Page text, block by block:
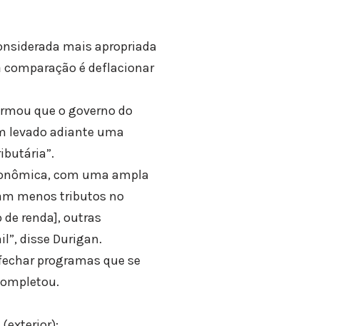
mais apropriada
é deflacionar
que o governo do
levado adiante uma
com uma ampla
menos tributos no
renda], outras
disse Durigan.
programas que se